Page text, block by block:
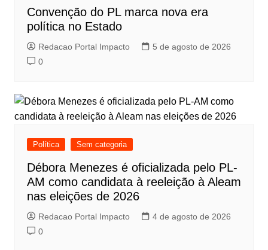
Convenção do PL marca nova era
política no Estado
Redacao Portal Impacto
5 de agosto de 2026
0
Política Sem categoria
Débora Menezes é oficializada pelo PL-
AM como candidata à reeleição à Aleam
nas eleições de 2026
Redacao Portal Impacto
4 de agosto de 2026
0